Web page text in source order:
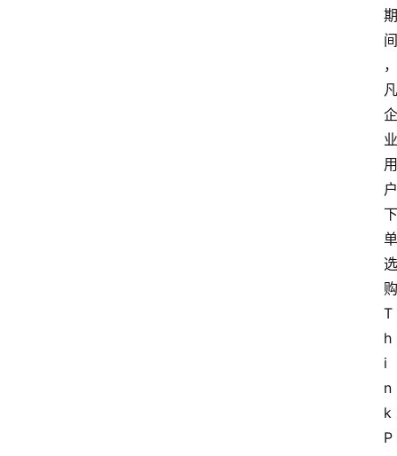
期
间
，
凡
企
业
用
户
下
单
选
购
T
h
i
n
k
P